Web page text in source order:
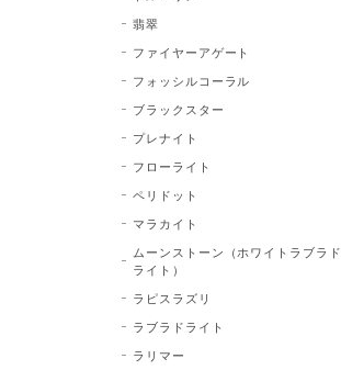
翡翠
ファイヤーアゲート
フォッシルコーラル
ブラックスター
プレナイト
フローライト
ペリドット
マラカイト
ムーンストーン（ホワイトラブラド
ライト）
ラピスラズリ
ラブラドライト
ラリマー